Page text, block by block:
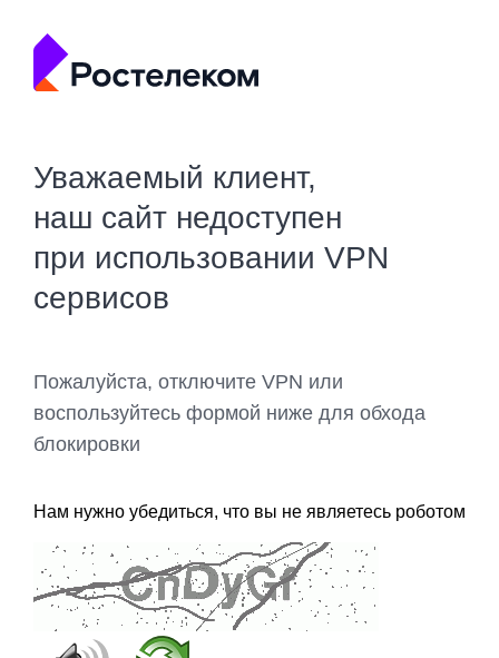
Уважаемый клиент,
наш сайт недоступен
при использовании VPN
сервисов
Пожалуйста, отключите VPN или
воспользуйтесь формой ниже для обхода
блокировки
Нам нужно убедиться, что вы не являетесь роботом